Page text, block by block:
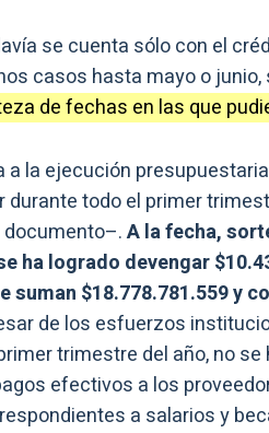
se cuenta sólo con el
casos hasta mayo o
de fechas en las que
a la ejecución
durante todo el primer
A la fecha,
ha logrado devengar
suman $18.778.781.559 y
de los esfuerzos
trimestre del año, no
efectivos a los
a salarios y